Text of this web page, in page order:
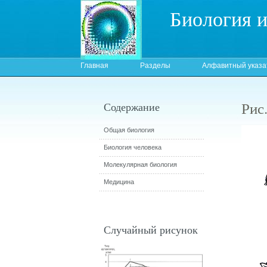
Биология
Главная Разделы Алфавитный
Содержание
Общая биология
Биология человека
Молекулярная биология
Медицина
Случайный рисунок